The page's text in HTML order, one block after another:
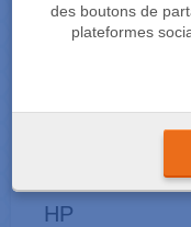
des boutons de
plateformes
CARTOUCHES
126A +
HP